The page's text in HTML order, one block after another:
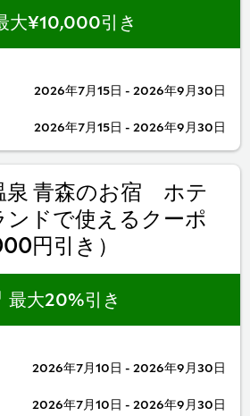
2026年7月15日 - 2026年9月30日
2026年7月15日 - 2026年9月30日
大¥10,000引き
2026年7月10日 - 2026年9月30日
2026年7月10日 - 2026年9月30日
最大20%引き
泉 青森のお宿 ホテ
ドで使えるクーポ
円引き）